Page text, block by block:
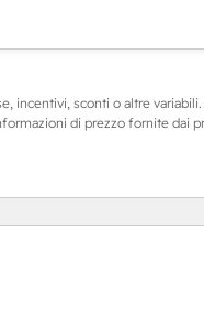
incentivi, sconti o altre
di prezzo fornite dai